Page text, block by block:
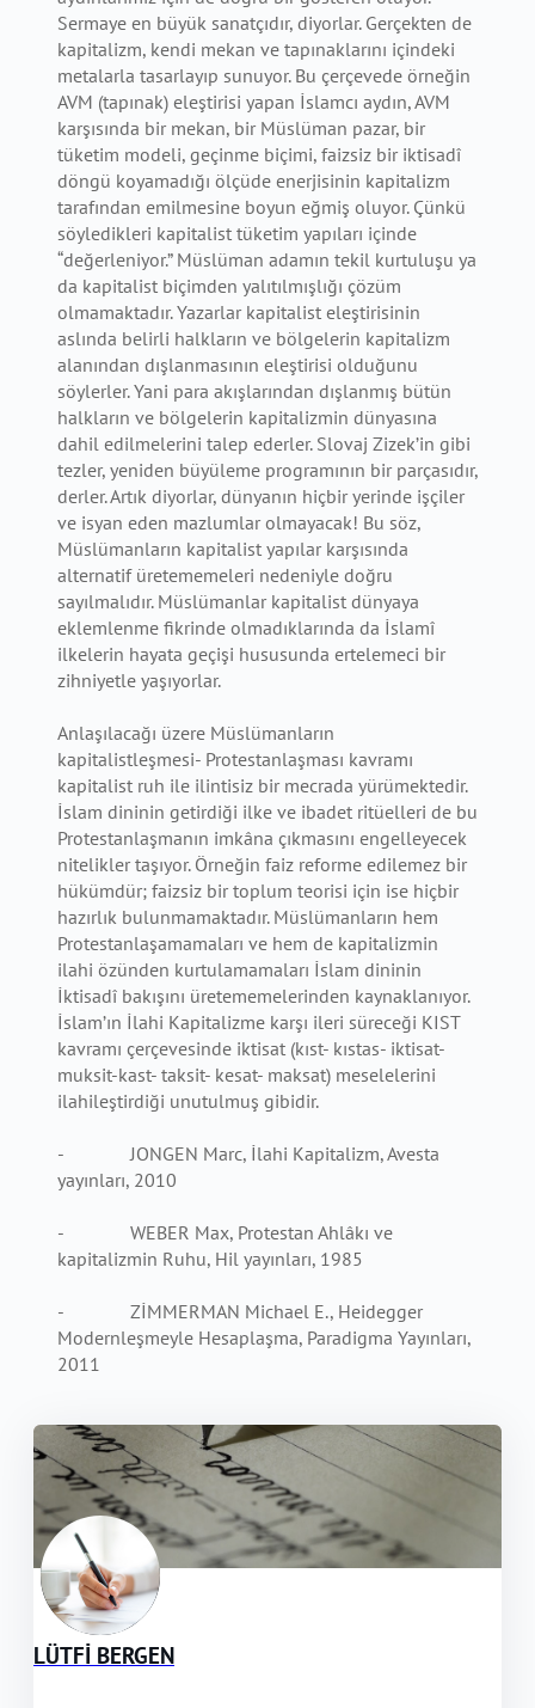
Sermaye en büyük sanatçıdır, diyorlar. Gerçekten de
kapitalizm, kendi mekan ve tapınaklarını içindeki
metalarla tasarlayıp sunuyor. Bu çerçevede örneğin
AVM (tapınak) eleştirisi yapan İslamcı aydın, AVM
karşısında bir mekan, bir Müslüman pazar, bir
tüketim modeli, geçinme biçimi, faizsiz bir iktisadî
döngü koyamadığı ölçüde enerjisinin kapitalizm
tarafından emilmesine boyun eğmiş oluyor. Çünkü
söyledikleri kapitalist tüketim yapıları içinde
“değerleniyor.” Müslüman adamın tekil kurtuluşu ya
da kapitalist biçimden yalıtılmışlığı çözüm
olmamaktadır. Yazarlar kapitalist eleştirisinin
aslında belirli halkların ve bölgelerin kapitalizm
alanından dışlanmasının eleştirisi olduğunu
söylerler. Yani para akışlarından dışlanmış bütün
halkların ve bölgelerin kapitalizmin dünyasına
dahil edilmelerini talep ederler. Slovaj Zizek’in gibi
tezler, yeniden büyüleme programının bir parçasıdır,
derler. Artık diyorlar, dünyanın hiçbir yerinde işçiler
ve isyan eden mazlumlar olmayacak! Bu söz,
Müslümanların kapitalist yapılar karşısında
alternatif üretememeleri nedeniyle doğru
sayılmalıdır. Müslümanlar kapitalist dünyaya
eklemlenme fikrinde olmadıklarında da İslamî
ilkelerin hayata geçişi hususunda ertelemeci bir
zihniyetle yaşıyorlar.
Anlaşılacağı üzere Müslümanların
kapitalistleşmesi- Protestanlaşması kavramı
kapitalist ruh ile ilintisiz bir mecrada yürümektedir.
İslam dininin getirdiği ilke ve ibadet ritüelleri de bu
Protestanlaşmanın imkâna çıkmasını engelleyecek
nitelikler taşıyor. Örneğin faiz reforme edilemez bir
hükümdür; faizsiz bir toplum teorisi için ise hiçbir
hazırlık bulunmamaktadır. Müslümanların hem
Protestanlaşamamaları ve hem de kapitalizmin
ilahi özünden kurtulamamaları İslam dininin
İktisadî bakışını üretememelerinden kaynaklanıyor.
İslam’ın İlahi Kapitalizme karşı ileri süreceği KIST
kavramı çerçevesinde iktisat (kıst- kıstas- iktisat-
muksit-kast- taksit- kesat- maksat) meselelerini
ilahileştirdiği unutulmuş gibidir.
- JONGEN Marc, İlahi Kapitalizm, Avesta
yayınları, 2010
- WEBER Max, Protestan Ahlâkı ve
kapitalizmin Ruhu, Hil yayınları, 1985
- ZİMMERMAN Michael E., Heidegger
Modernleşmeyle Hesaplaşma, Paradigma Yayınları,
2011
LÜTFİ BERGEN